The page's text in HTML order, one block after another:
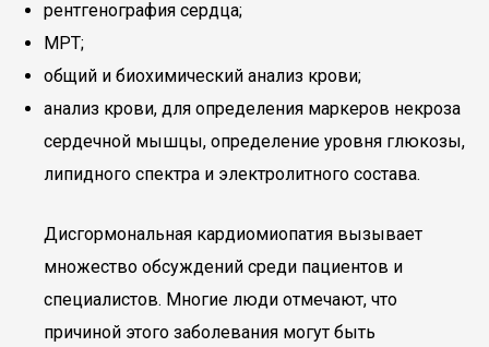
рентгенография сердца;
МРТ;
общий и биохимический анализ крови;
анализ крови, для определения маркеров некроза
сердечной мышцы, определение уровня глюкозы,
липидного спектра и электролитного состава.
Дисгормональная кардиомиопатия вызывает
множество обсуждений среди пациентов и
специалистов. Многие люди отмечают, что
причиной этого заболевания могут быть